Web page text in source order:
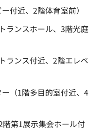
付近、2階体育室前）
ランスホール、3階光庭
ランス付近、2階エレベ
（1階多目的室付近、4
第1展示集会ホール付